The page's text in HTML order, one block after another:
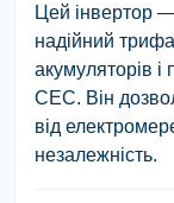
Цей інвертор
надійний
акумуляторів і
СЕС. Він
від
незалежність.